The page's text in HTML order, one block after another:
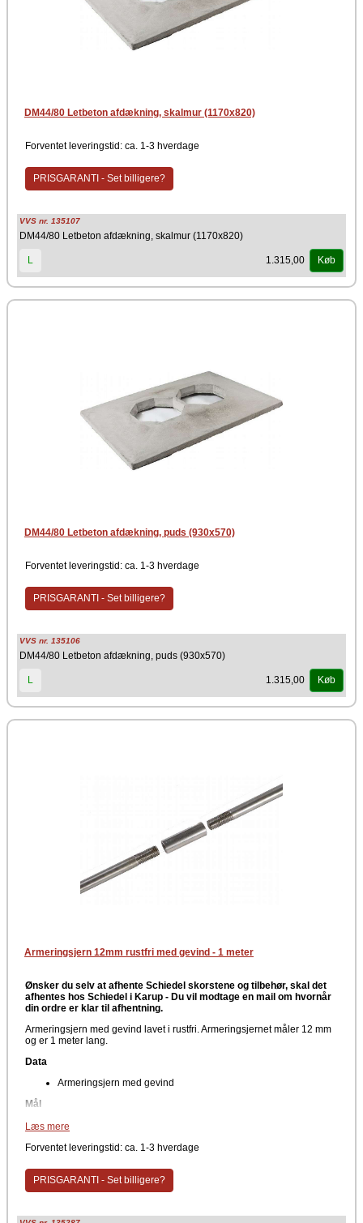
DM44/80 Letbeton afdækning, skalmur (1170x820)
Forventet leveringstid: ca. 1-3 hverdage
PRISGARANTI - Set billigere?
VVS nr. 135107
DM44/80 Letbeton afdækning, skalmur (1170x820)
L 1.315,00 Køb
DM44/80 Letbeton afdækning, puds (930x570)
Forventet leveringstid: ca. 1-3 hverdage
PRISGARANTI - Set billigere?
VVS nr. 135106
DM44/80 Letbeton afdækning, puds (930x570)
L 1.315,00 Køb
Armeringsjern 12mm rustfri med gevind - 1 meter
Ønsker du selv at afhente Schiedel skorstene og tilbehør, skal det
afhentes hos Schiedel i Karup - Du vil modtage en mail om hvornår
din ordre er klar til afhentning.
Armeringsjern med gevind lavet i rustfri. Armeringsjernet måler 12 mm
og er 1 meter lang.
Data
Armeringsjern med gevind
Mål
Ø 12 mm
Rustfri
Schiedel
Læs mere
Forventet leveringstid: ca. 1-3 hverdage
PRISGARANTI - Set billigere?